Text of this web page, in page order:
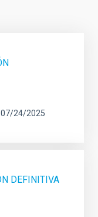
07/24/2025
DEFINITIVA